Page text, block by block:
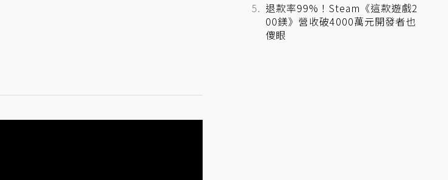
退款率99%！Steam《這款遊戲2
00鎂》營收破4000萬元開發者也
傻眼